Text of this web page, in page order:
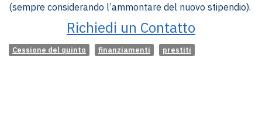
(sempre considerando l’ammontare del nuovo stipendio).
Richiedi un Contatto
Cessione del quinto finanziamenti prestiti